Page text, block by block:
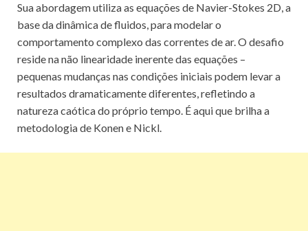
Sua abordagem utiliza as equações de Navier-Stokes 2D, a
base da dinâmica de fluidos, para modelar o
comportamento complexo das correntes de ar. O desafio
reside na não linearidade inerente das equações –
pequenas mudanças nas condições iniciais podem levar a
resultados dramaticamente diferentes, refletindo a
natureza caótica do próprio tempo. É aqui que brilha a
metodologia de Konen e Nickl.